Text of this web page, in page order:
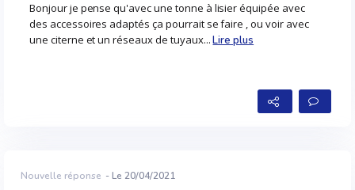
Bonjour je pense qu'avec une tonne à lisier équipée avec
des accessoires adaptés ça pourrait se faire , ou voir avec
une citerne et un réseaux de tuyaux...Lire plus
Nouvelle réponse - Le 20/04/2021